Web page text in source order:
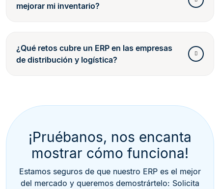
mejorar mi inventario?
¿Qué retos cubre un ERP en las empresas
de distribución y logística?
¡Pruébanos, nos encanta
mostrar cómo funciona!
Estamos seguros de que nuestro ERP es el mejor
del mercado y queremos demostrártelo: Solicita